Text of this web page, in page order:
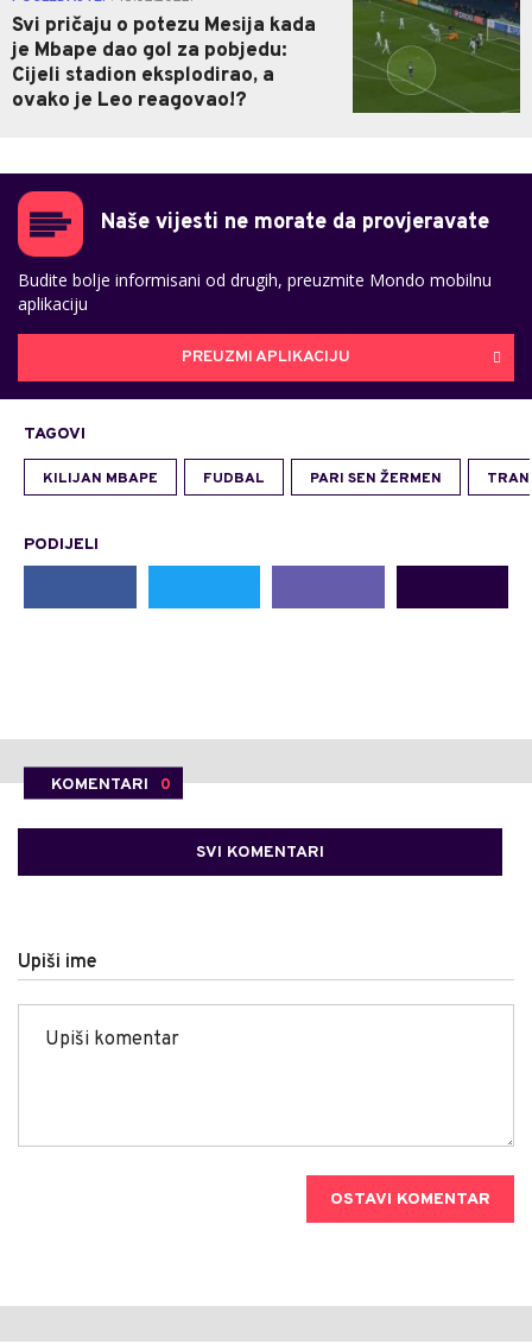
Svi pričaju o potezu Mesija kada
je Mbape dao gol za pobjedu:
Cijeli stadion eksplodirao, a
ovako je Leo reagovao!?
Naše vijesti ne morate da provjeravate
Budite bolje informisani od drugih, preuzmite Mondo mobilnu
aplikaciju
PREUZMI APLIKACIJU
TAGOVI
KILIJAN MBAPE FUDBAL PARI SEN ŽERMEN
PODIJELI
KOMENTARI 0
SVI KOMENTARI
Upiši ime
OSTAVI KOMENTAR